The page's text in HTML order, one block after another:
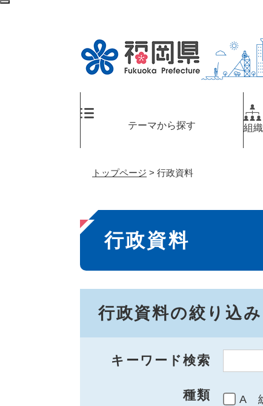
ペ
メ
テーマから探す 組
トップページ > 行政資料
本
文
行政資料
行政資料の絞り込み
キーワード検索
種類 A